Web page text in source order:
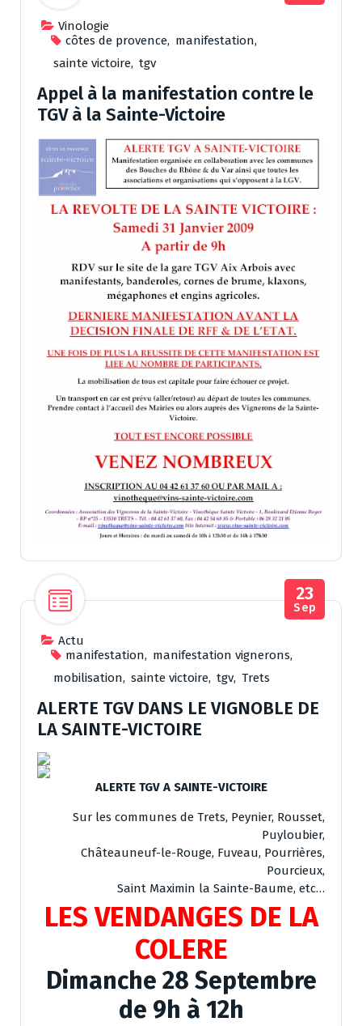
Vinologie
côtes de provence, manifestation,
sainte victoire, tgv
Appel à la manifestation contre le
TGV à la Sainte-Victoire
Actu
manifestation, manifestation vignerons,
mobilisation, sainte victoire, tgv, Trets
23
Sep
ALERTE TGV DANS LE VIGNOBLE DE
LA SAINTE-VICTOIRE
ALERTE TGV A SAINTE-VICTOIRE
Sur les communes de Trets, Peynier, Rousset,
Puyloubier,
Châteauneuf-le-Rouge, Fuveau, Pourrières,
Pourcieux,
Saint Maximin la Sainte-Baume, etc…
LES VENDANGES DE LA
COLERE
Dimanche 28 Septembre
de 9h à 12h